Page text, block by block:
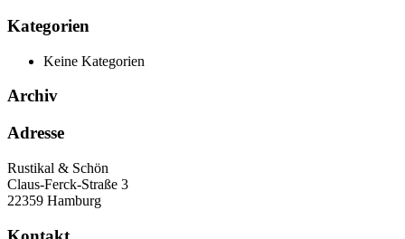
Kategorien
Keine Kategorien
Archiv
Adresse
Rustikal & Schön
Claus-Ferck-Straße 3
22359 Hamburg